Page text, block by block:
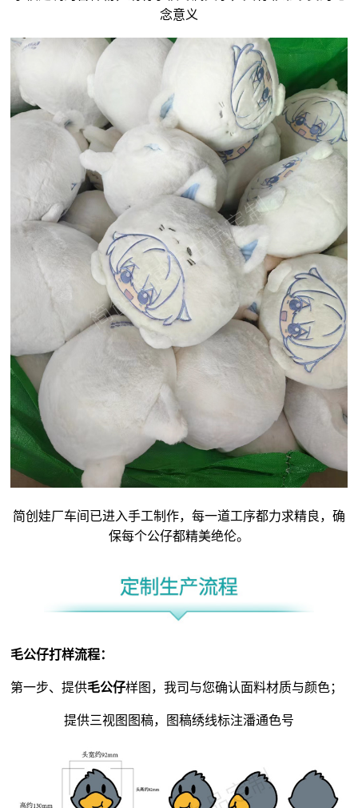
念意义
简创娃厂车间已进入手工制作，每一道工序都力求精良，确
保每个公仔都精美绝伦。
毛公仔打样流程：
第一步、提供毛公仔样图，我司与您确认面料材质与颜色；
提供三视图图稿，图稿绣线标注潘通色号